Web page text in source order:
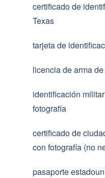
certificado de
Texas
tarjeta de
licencia de arma
identificación
fotografía
certificado de
con fotografía (no
pasaporte